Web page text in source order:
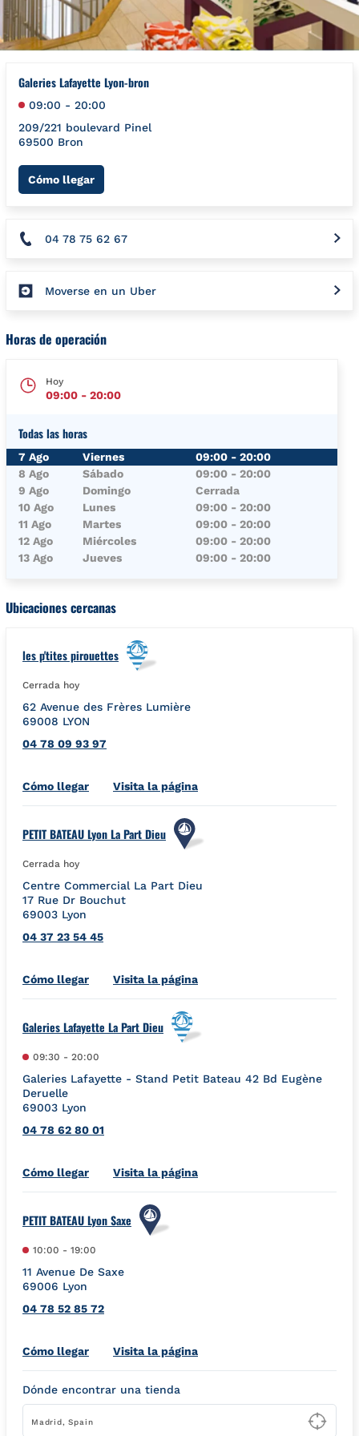
Galeries Lafayette Lyon-bron
09:00 - 20:00
209/221 boulevard Pinel
69500 Bron
Cómo llegarLink Opens in New Tab
04 78 75 62 67
Moverse en un Uber
Horas de operación
Hoy
09:00 - 20:00
Todas las horas
Día de la semanaHorario
7 Ago Viernes 09:00 - 20:00
8 Ago
Sábado 09:00 - 20:00
9 Ago
Domingo
Cerrada
10 Ago
Lunes 09:00 - 20:00
11 Ago
Martes 09:00 - 20:00
12 Ago
Miércoles 09:00 - 20:00
13 Ago
Jueves 09:00 - 20:00
Ubicaciones cercanas
les p'tites pirouettes
Cerrada hoy
62 Avenue des Frères Lumière
69008 LYON
04 78 09 93 97
Cómo llegarLink Opens in New Tab
Visita la página
PETIT BATEAU Lyon La Part Dieu
Cerrada hoy
Centre Commercial La Part Dieu
17 Rue Dr Bouchut
69003 Lyon
04 37 23 54 45
Cómo llegarLink Opens in New Tab
Visita la página
Galeries Lafayette La Part Dieu
09:30 - 20:00
Galeries Lafayette - Stand Petit Bateau 42 Bd Eugène
Deruelle
69003 Lyon
04 78 62 80 01
Cómo llegarLink Opens in New Tab
Visita la página
PETIT BATEAU Lyon Saxe
10:00 - 19:00
11 Avenue De Saxe
69006 Lyon
04 78 52 85 72
Cómo llegarLink Opens in New Tab
Visita la página
Dónde encontrar una tienda